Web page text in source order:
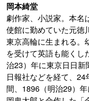
岡本綺堂
劇作家、小説家。本名
使館に勤めていた元徳
東京高輪に生まれる。
を受けて英語も能くし
治23）年に東京日日新
日報社などを経て、
間、1896（明治29）